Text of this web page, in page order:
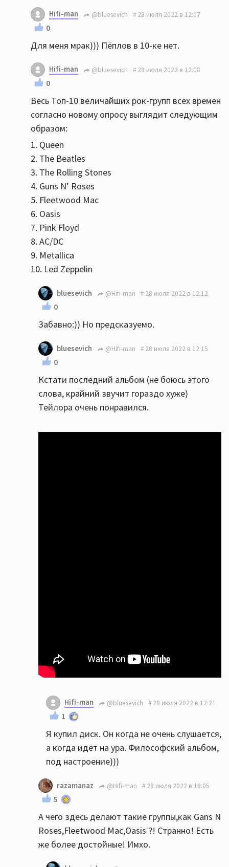
битлов)) Результат опроса их очень удивил: с
отрывом впереди - Queen - 26%; The Beatles - всё-
таки вторые - 15%; The Rolling Stones - еле
зацепились за 3-е - 6% Ну а далее вообще мрак,
удививший меня)))
Hifi-man @bluesevich 28 июля 2022 в 12:07
0
Для меня мрак))) Пёплов в 10-ке нет.
Hifi-man @bluesevich 28 июля 2022 в 12:08
0
Весь Топ-10 величайших рок-групп всех времен
согласно новому опросу выглядит следующим
образом:
1. Queen
2. The Beatles
3. The Rolling Stones
4. Guns N’ Roses
5. Fleetwood Mac
6. Oasis
7. Pink Floyd
8. AC/DC
9. Metallica
10. Led Zeppelin
bluesevich @Hifi-man 28 июля 2022 в 12:12
0
Забавно:)) Но предсказуемо.
bluesevich @Hifi-man 28 июля 2022 в 12:15
0
Кстати последний альбом (не боюсь этого
слова, крайний звучит гораздо хуже)
Тейлора очень понравился.
Hifi-man @bluesevich 28 июля 2022 в 12:21
1
Я купил диск. Он когда не очень слушается,
а когда идёт на ура. Философский альбом,
под настроение)))
razamanaz @Hifi-man 28 июля 2022 в 18:05
5
А чего здесь делают такие группы,как Gans N
Roses,Fleetwood Mac,Oasis ?! Странно! Есть
же более достойные! Имхо.